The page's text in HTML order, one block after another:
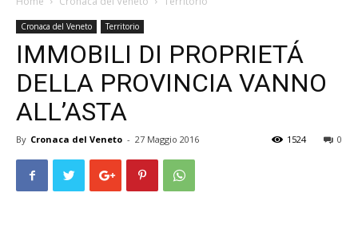
Cronaca del Veneto Territorio
IMMOBILI DI PROPRIETÁ
DELLA PROVINCIA VANNO
ALL’ASTA
By Cronaca del Veneto - 27 Maggio 2016 0
1524